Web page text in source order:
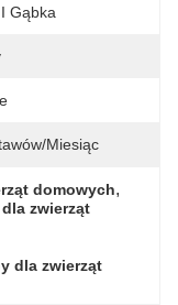
Gąbka
miesiąc
domowych,
zwierząt
dla zwierząt